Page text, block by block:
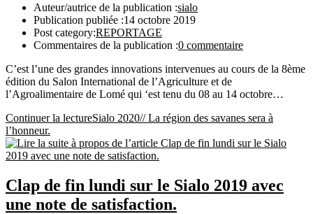
Auteur/autrice de la publication :sialo
Publication publiée :14 octobre 2019
Post category:REPORTAGE
Commentaires de la publication :0 commentaire
C’est l’une des grandes innovations intervenues au cours de la 8ème
édition du Salon International de l’Agriculture et de
l’Agroalimentaire de Lomé qui ‘est tenu du 08 au 14 octobre…
Continuer la lectureSialo 2020// La région des savanes sera à
l’honneur.
Clap de fin lundi sur le Sialo 2019 avec
une note de satisfaction.